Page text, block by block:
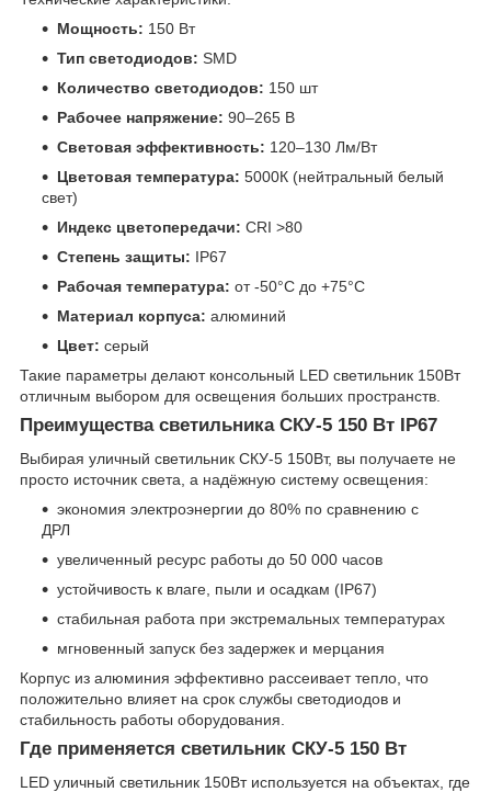
Мощность: 150 Вт
Тип светодиодов: SMD
Количество светодиодов: 150 шт
Рабочее напряжение: 90–265 В
Световая эффективность: 120–130 Лм/Вт
Цветовая температура: 5000К (нейтральный белый
свет)
Индекс цветопередачи: CRI >80
Степень защиты: IP67
Рабочая температура: от -50°C до +75°C
Материал корпуса: алюминий
Цвет: серый
Такие параметры делают консольный LED светильник 150Вт
отличным выбором для освещения больших пространств.
Преимущества светильника СКУ-5 150 Вт IP67
Выбирая уличный светильник СКУ-5 150Вт, вы получаете не
просто источник света, а надёжную систему освещения:
экономия электроэнергии до 80% по сравнению с
ДРЛ
увеличенный ресурс работы до 50 000 часов
устойчивость к влаге, пыли и осадкам (IP67)
стабильная работа при экстремальных температурах
мгновенный запуск без задержек и мерцания
Корпус из алюминия эффективно рассеивает тепло, что
положительно влияет на срок службы светодиодов и
стабильность работы оборудования.
Где применяется светильник СКУ-5 150 Вт
LED уличный светильник 150Вт используется на объектах, где